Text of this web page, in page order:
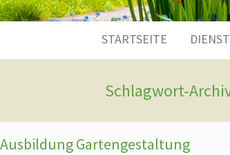
Inhalt
springen
STARTSEITE
Schlagwort-
Ausbildung Gartengestaltung